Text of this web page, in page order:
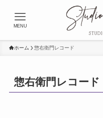
MENU
ホーム 惣右衛門レコード
惣右衛門レコード